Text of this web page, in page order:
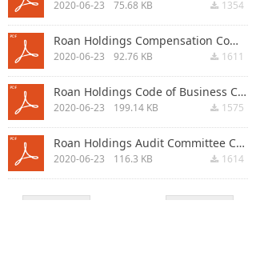
끂 1354
2020-06-23 75.68 KB
Roan Holdings Compensation Committee Charter.pdf
끂 1611
2020-06-23 92.76 KB
Roan Holdings Code of Business Conduct and Ethics.pdf
끂 1575
2020-06-23 199.14 KB
Roan Holdings Audit Committee Charter.pdf
끂 1614
2020-06-23 116.3 KB